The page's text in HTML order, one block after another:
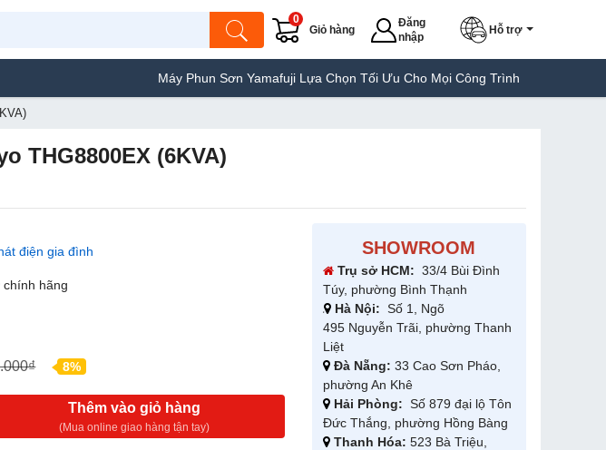
Giỏ hàng
0
Đăng
nhập
Hỗ trợ
Máy Phun Sơn Yamafuji Lựa Chọn Tối Ưu Cho Mọi Công Trình Máy Hàn Túi Yamafuji
THG8800EX (6KVA)
điện gia đình
hãng
8%
Thêm vào giỏ hàng
(Mua online giao hàng tận tay)
SHOWROOM
Trụ sở HCM: 33/4 Bùi Đình
Túy, phường Bình Thạnh
Hà Nội: Số 1, Ngõ
495 Nguyễn Trãi, phường Thanh
Liệt
Đà Nẵng: 33 Cao Sơn Pháo,
phường An Khê
Hải Phòng: Số 879 đại lộ Tôn
Đức Thắng, phường Hồng Bàng
Thanh Hóa: 523 Bà Triệu,